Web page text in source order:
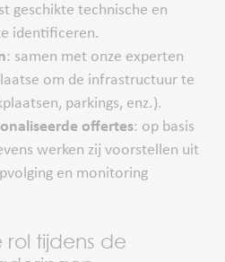
geschikte technische en
identificeren.
: samen met onze experten
om de infrastructuur te
parkings, enz.).
offertes: op basis
werken zij voorstellen uit
en monitoring
rol tijdens de